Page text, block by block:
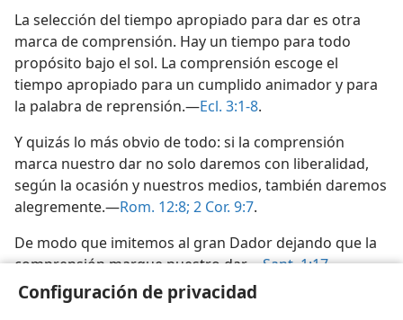
Configuración de privacidad
La selección del tiempo apropiado para dar es otra
marca de comprensión. Hay un tiempo para todo
propósito bajo el sol. La comprensión escoge el
tiempo apropiado para un cumplido animador y para
la palabra de reprensión.—Ecl. 3:1-8.
Y quizás lo más obvio de todo: si la comprensión
marca nuestro dar no solo daremos con liberalidad,
según la ocasión y nuestros medios, también daremos
alegremente.—Rom. 12:8; 2 Cor. 9:7.
De modo que imitemos al gran Dador dejando que la
comprensión marque nuestro dar.—Sant. 1:17.